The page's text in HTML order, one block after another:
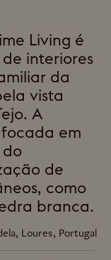
Living é
interiores
da
vista
A
em
de
como
branca.
Loures, Portugal